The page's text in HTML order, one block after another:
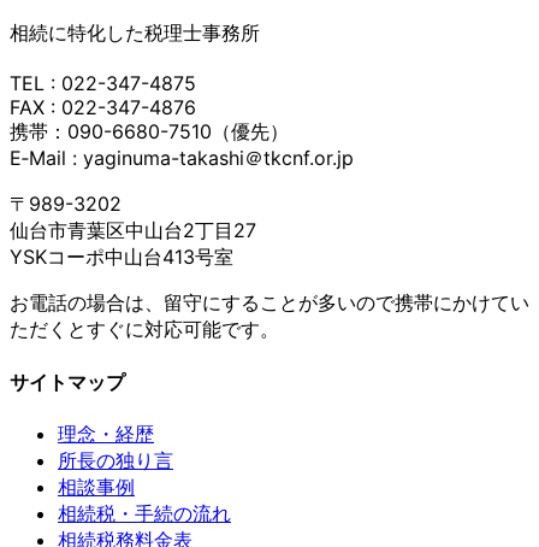
相続に特化した税理士事務所
TEL : 022-347-4875
FAX : 022-347-4876
携帯：090-6680-7510（優先）
E‐Mail : yaginuma-takashi＠tkcnf.or.jp
〒989-3202
仙台市青葉区中山台2丁目27
YSKコーポ中山台413号室
お電話の場合は、留守にすることが多いので携帯にかけてい
ただくとすぐに対応可能です。
サイトマップ
理念・経歴
所長の独り言
相談事例
相続税・手続の流れ
相続税務料金表